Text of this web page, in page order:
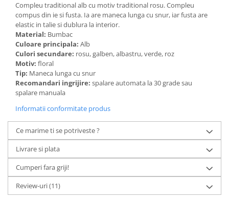
Compleu traditional alb cu motiv traditional rosu. Compleu
compus din ie si fusta. Ia are maneca lunga cu snur, iar fusta are
elastic in talie si dublura la interior.
Material: Bumbac
Culoare principala: Alb
Culori secundare: rosu, galben, albastru, verde, roz
Motiv: floral
Tip: Maneca lunga cu snur
Recomandari ingrijire: spalare automata la 30 grade sau
spalare manuala
Informatii conformitate produs
Ce marime ti se potriveste ?
Livrare si plata
Cumperi fara griji!
Review-uri(11)